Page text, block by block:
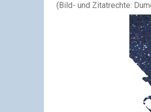
(Bild- und Zitatrechte: